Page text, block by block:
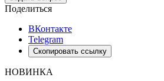
Поделиться
ВКонтакте
Telegram
Скопировать ссылку
НОВИНКА